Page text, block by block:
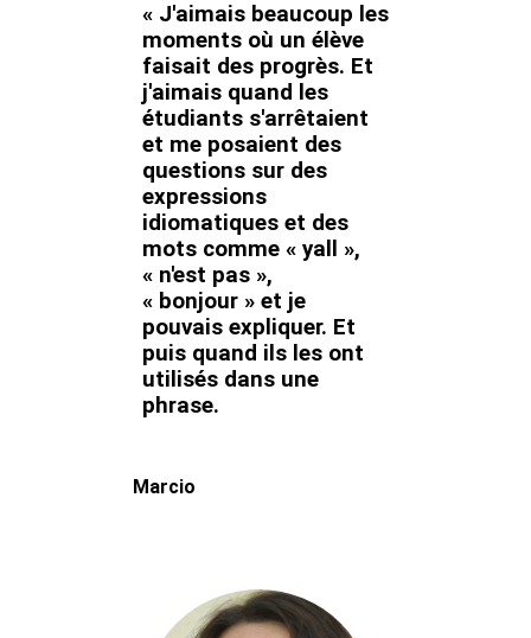
« J'aimais beaucoup les
moments où un élève
faisait des progrès. Et
j'aimais quand les
étudiants s'arrêtaient
et me posaient des
questions sur des
expressions
idiomatiques et des
mots comme « yall »,
« n'est pas »,
« bonjour » et je
pouvais expliquer. Et
puis quand ils les ont
utilisés dans une
phrase.
Marcio